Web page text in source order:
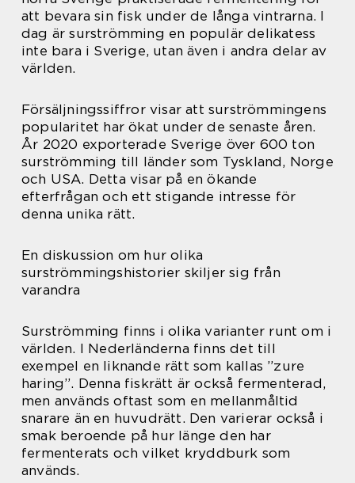
att bevara sin fisk under de långa vintrarna. I
dag är surströmming en populär delikatess
inte bara i Sverige, utan även i andra delar av
världen.
Försäljningssiffror visar att surströmmingens
popularitet har ökat under de senaste åren.
År 2020 exporterade Sverige över 600 ton
surströmming till länder som Tyskland, Norge
och USA. Detta visar på en ökande
efterfrågan och ett stigande intresse för
denna unika rätt.
En diskussion om hur olika
surströmmingshistorier skiljer sig från
varandra
Surströmming finns i olika varianter runt om i
världen. I Nederländerna finns det till
exempel en liknande rätt som kallas ”zure
haring”. Denna fiskrätt är också fermenterad,
men används oftast som en mellanmåltid
snarare än en huvudrätt. Den varierar också i
smak beroende på hur länge den har
fermenterats och vilket kryddburk som
används.